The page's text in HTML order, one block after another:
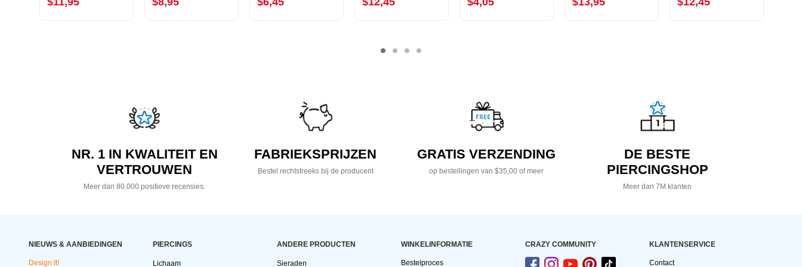
NR. 1 IN KWALITEIT EN
VERTROUWEN
Meer dan 80.000 positieve recensies.
FABRIEKSPRIJZEN
Bestel rechtstreeks bij de producent
GRATIS VERZENDING
op bestellingen van $35,00 of meer
DE BESTE
PIERCINGSHOP
Meer dan 7M klanten
NIEUWS & AANBIEDINGEN
Design It!
PIERCINGS
Lichaam
ANDERE PRODUCTEN
Sieraden
WINKELINFORMATIE
Bestelproces
CRAZY COMMUNITY KLANTENSERVICE
Contact